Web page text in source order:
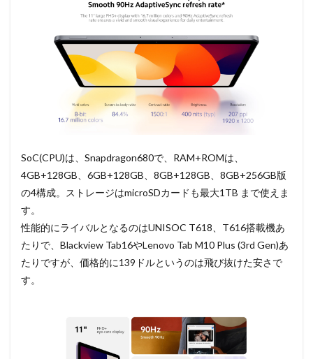
SoC(CPU)は、Snapdragon680で、RAM+ROMは、
4GB+128GB、6GB+128GB、8GB+128GB、8GB+256GB版
の4構成。ストレージはmicroSDカードも最大1TB まで使えま
す。
性能的にライバルとなるのはUNISOC T618、T616搭載機あ
たりで、Blackview Tab16やLenovo Tab M10 Plus (3rd Gen)あ
たりですが、価格的に139ドルというのは飛び抜けた安さで
す。